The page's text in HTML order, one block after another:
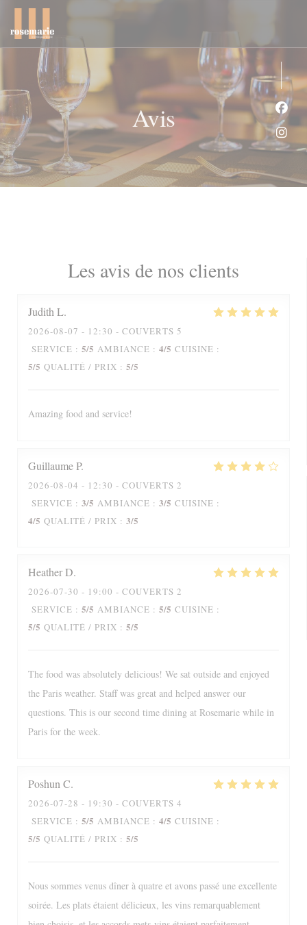
Personnalisation de vos choix en matière de cookies
Avis
Les avis de nos clients
Judith L
2026-08-07 - 12:30 - COUVERTS 5
SERVICE : 5/5 AMBIANCE : 4/5 CUISINE :
5/5 QUALITÉ / PRIX : 5/5
Amazing food and service!
GuillaumeP
2026-08-04 - 12:30 - COUVERTS 2
SERVICE : 3/5 AMBIANCE : 3/5 CUISINE :
4/5 QUALITÉ / PRIX : 3/5
HeatherD
2026-07-30 - 19:00 - COUVERTS 2
SERVICE : 5/5 AMBIANCE : 5/5 CUISINE :
5/5 QUALITÉ / PRIX : 5/5
The food was absolutely delicious! We sat outside and enjoyed
the Paris weather. Staff was great and helped answer our
questions. This is our second time dining at Rosemarie while in
Paris for the week.
Poshun C
2026-07-28 - 19:30 - COUVERTS 4
SERVICE : 5/5 AMBIANCE : 4/5 CUISINE :
5/5 QUALITÉ / PRIX : 5/5
Nous sommes venus dîner à quatre et avons passé une excellente
soirée. Les plats étaient délicieux, les vins remarquablement